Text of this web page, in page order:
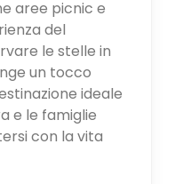
aree picnic e
del
le stelle in
un tocco
ideale
e le famiglie
con la vita